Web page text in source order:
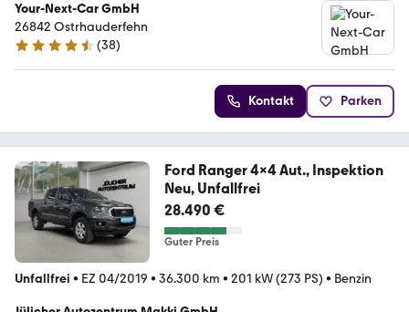
Your-Next-Car GmbH
26842 Ostrhauderfehn
4.3 Sterne
(38)
Kontakt Parken
Ford Ranger 4x4 Aut., Inspektion
Neu, Unfallfrei
28.490 €
Guter Preis
Unfallfrei • EZ 04/2019 • 36.300 km • 201 kW (273 PS) • Benzin